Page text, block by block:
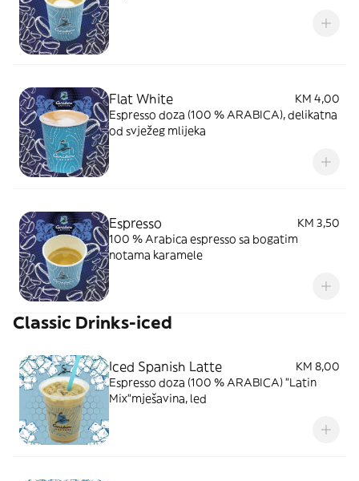
Flat White
KM 4,00
Espresso doza (100 % ARABICA), delikatna
od svježeg mlijeka
Espresso
KM 3,50
100 % Arabica espresso sa bogatim
notama karamele
Classic Drinks-iced
Iced Spanish Latte
KM 8,00
Espresso doza (100 % ARABICA) "Latin
Mix"mješavina, led